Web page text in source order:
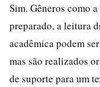
Sim. Gêneros como
preparado, a leitura
acadêmica podem
mas são realizados
de suporte para um